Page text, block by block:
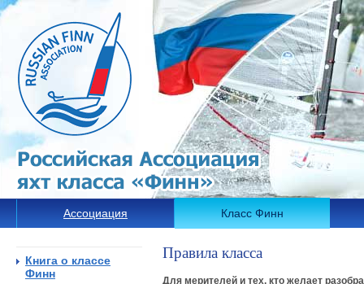
Ассоциация Класс Финн
Правила класса
Для мерителей и тех, кто желает
Книга о классе
Финн